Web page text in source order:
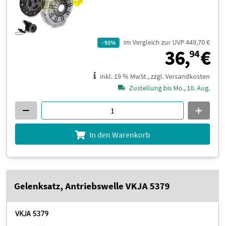
–91% im Vergleich zur UVP 449,70 €
36,94€
inkl. 19 % MwSt., zzgl. Versandkosten
Zustellung bis Mo., 10. Aug.
In den Warenkorb
Gelenksatz, Antriebswelle VKJA 5379